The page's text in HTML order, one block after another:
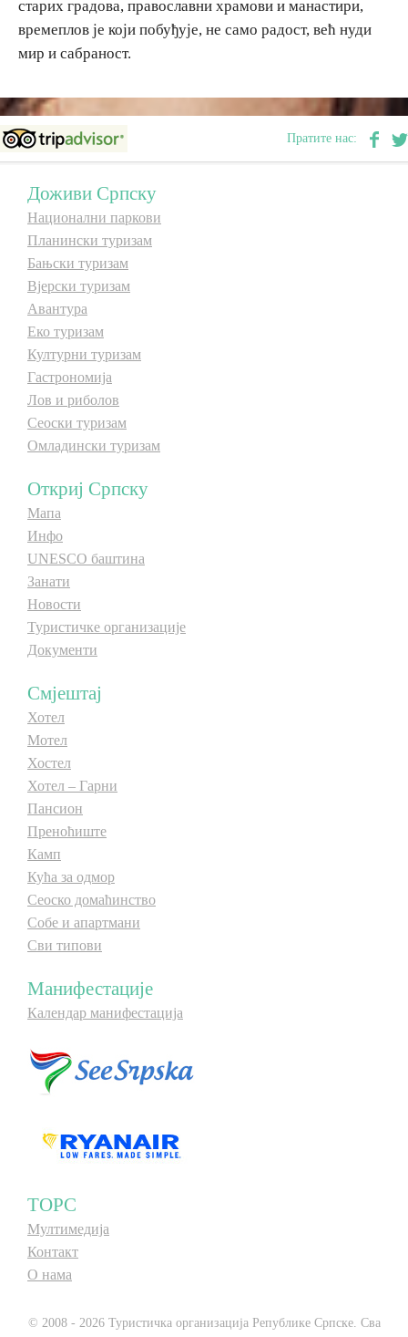
старих градова, православни храмови и манастири,
времеплов је који побуђује, не само радост, већ нуди
мир и сабраност.
Пратите нас:
Доживи Српску
Национални паркови
Планински туризам
Бањски туризам
Вјерски туризам
Авантура
Еко туризам
Културни туризам
Гастрономија
Лов и риболов
Сеоски туризам
Омладински туризам
Откриј Српску
Мапа
Инфо
UNESCO баштина
Занати
Новости
Туристичке организације
Документи
Смјештај
Хотел
Мотел
Хостел
Хотел – Гарни
Пансион
Преноћиште
Камп
Кућа за одмор
Сеоско домаћинство
Собе и апартмани
Сви типови
Манифестације
Календар манифестација
ТОРС
Мултимедија
Контакт
О нама
© 2008 - 2026 Туристичка организација Републике Српске. Сва